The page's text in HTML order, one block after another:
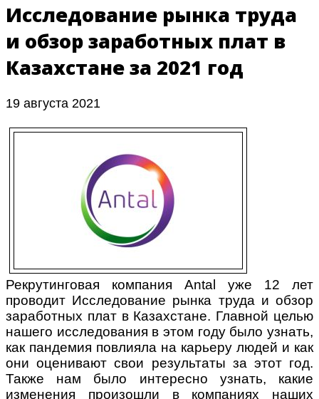
Исследование рынка труда
и обзор заработных плат в
Казахстане за 2021 год
19 августа 2021
Рекрутинговая компания Antal уже 12 лет
проводит Исследование рынка труда и обзор
заработных плат в Казахстане. Главной целью
нашего исследования в этом году было узнать,
как пандемия повлияла на карьеру людей и как
они оценивают свои результаты за этот год.
Также нам было интересно узнать, какие
изменения произошли в компаниях наших